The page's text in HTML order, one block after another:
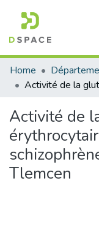
Communities &
All of DSpace
Home
Activité de
Tlemcen